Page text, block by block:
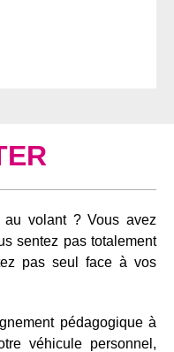
au volant ? Vous avez
sentez pas totalement
pas seul face à vos
pédagogique à
véhicule personnel,